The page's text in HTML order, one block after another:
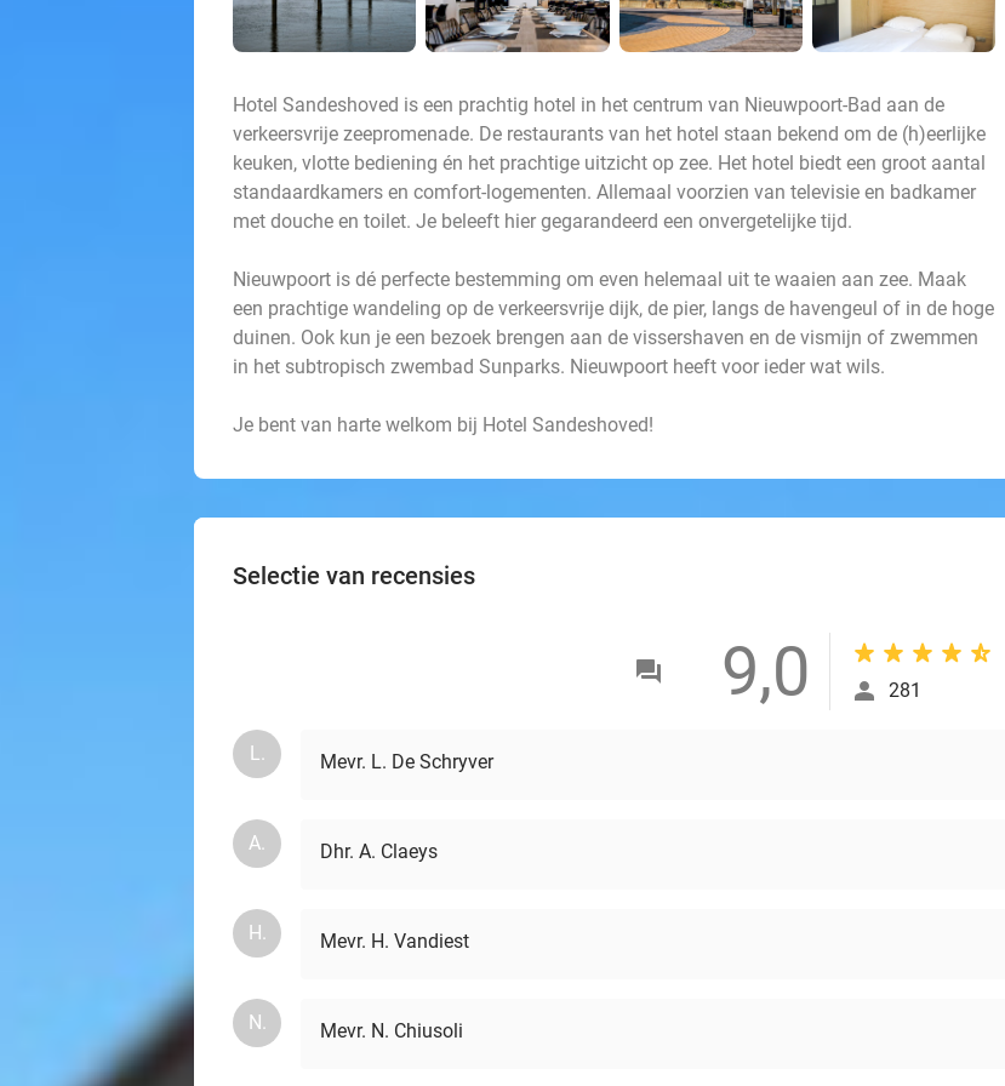
Hotel Sandeshoved is een prachtig hotel in het centrum van Nieuwpoort-Bad aan de
verkeersvrije zeepromenade. De restaurants van het hotel staan bekend om de (h)eerlijke
keuken, vlotte bediening én het prachtige uitzicht op zee. Het hotel biedt een groot aantal
standaardkamers en comfort-logementen. Allemaal voorzien van televisie en badkamer
met douche en toilet. Je beleeft hier gegarandeerd een onvergetelijke tijd.
Nieuwpoort is dé perfecte bestemming om even helemaal uit te waaien aan zee. Maak
een prachtige wandeling op de verkeersvrije dijk, de pier, langs de havengeul of in de hoge
duinen. Ook kun je een bezoek brengen aan de vissershaven en de vismijn of zwemmen
in het subtropisch zwembad Sunparks. Nieuwpoort heeft voor ieder wat wils.
Je bent van harte welkom bij Hotel Sandeshoved!
Selectie van recensies
9,0 281
L. Mevr. L. De Schryver
A. Dhr. A. Claeys
H. Mevr. H. Vandiest
N. Mevr. N. Chiusoli